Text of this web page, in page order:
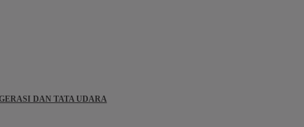
DAN TATA UDARA